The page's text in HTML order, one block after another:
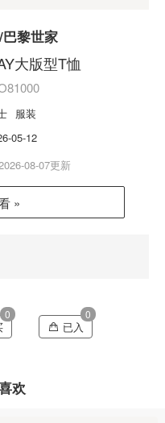
黎世家
大版型T恤
服装
05-12
08-07更新
»
0
已入
0
欢